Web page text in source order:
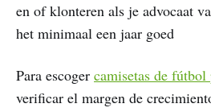
en of klonteren als je advocaat
het minimaal een jaar goed
Para escoger camisetas de fútbol
verificar el margen de